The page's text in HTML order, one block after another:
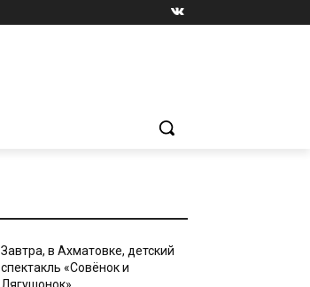
Завтра, в Ахматовке, детский
спектакль «Совёнок и